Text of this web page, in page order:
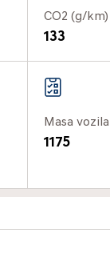
CO2 (g/km)
133
Masa
1175